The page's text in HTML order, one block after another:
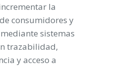
la
consumidores y
sistemas
trazabilidad,
y acceso a